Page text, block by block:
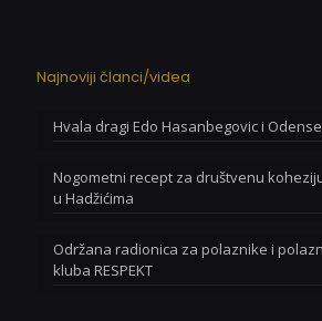
Najnoviji članci/videa
Hvala dragi Edo Hasanbegovic i
Nogometni recept za društvenu
u Hadžićima
Održana radionica za polaznike i
kluba RESPEKT